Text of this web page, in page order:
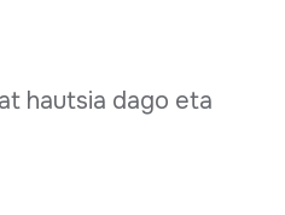
hautsia dago eta